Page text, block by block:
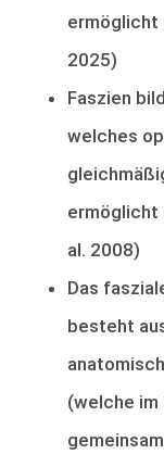
ermöglicht
2025)
Faszien
welches
ermöglicht
al. 2008)
Das
besteht
(welche im